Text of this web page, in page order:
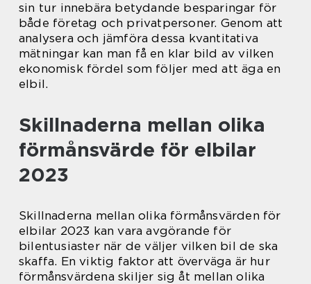
sin tur innebära betydande besparingar för
både företag och privatpersoner. Genom att
analysera och jämföra dessa kvantitativa
mätningar kan man få en klar bild av vilken
ekonomisk fördel som följer med att äga en
elbil.
Skillnaderna mellan olika
förmånsvärde för elbilar
2023
Skillnaderna mellan olika förmånsvärden för
elbilar 2023 kan vara avgörande för
bilentusiaster när de väljer vilken bil de ska
skaffa. En viktig faktor att överväga är hur
förmånsvärdena skiljer sig åt mellan olika